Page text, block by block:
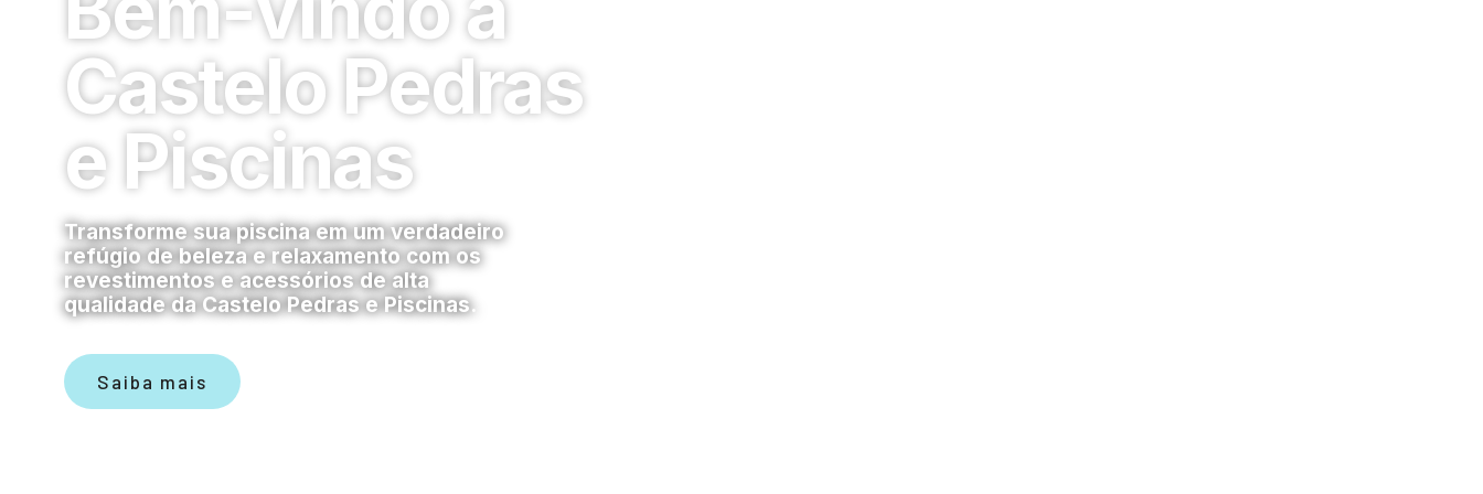
Castelo Pedras
e Piscinas
Transforme sua piscina em um verdadeiro
refúgio de beleza e relaxamento com os
revestimentos e acessórios de alta
qualidade da Castelo Pedras e Piscinas.
Saiba mais